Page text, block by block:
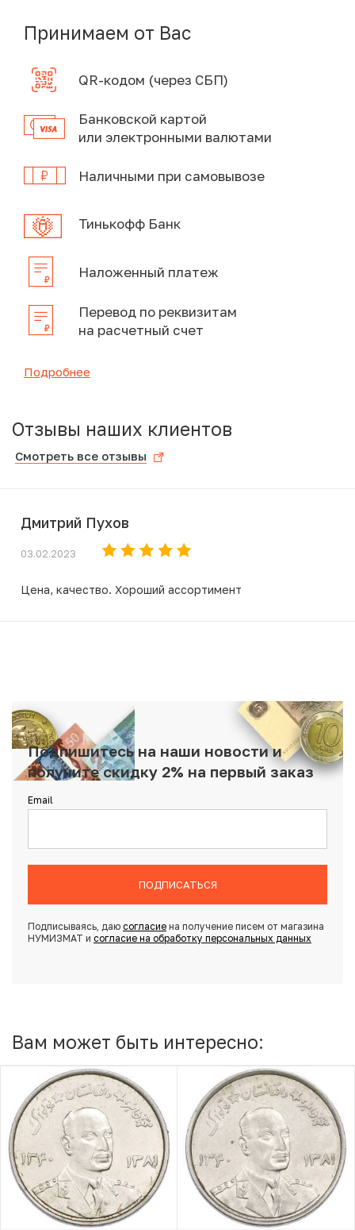
Принимаем от Вас
QR-кодом (через СБП)
Банковской картой
или электронными валютами
Наличными при самовывозе
Тинькофф Банк
Наложенный платеж
Перевод по реквизитам
на расчетный счет
Подробнее
Отзывы наших клиентов
Смотреть все отзывы
Дмитрий Пухов
03.02.2023
Цена, качество. Хороший ассортимент
Подпишитесь на наши новости и
получите скидку 2% на первый заказ
Email
ПОДПИСАТЬСЯ
Подписываясь, даю согласиена получение писем от магазина
НУМИЗМАТ и согласие на обработку персональных данных
Вам может быть интересно: